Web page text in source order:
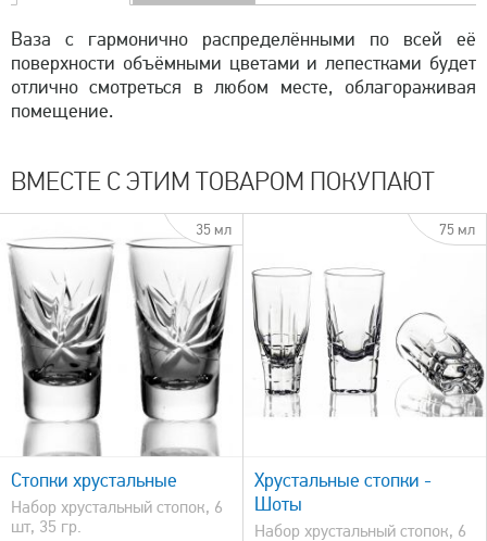
Ваза с гармонично распределёнными по всей её
поверхности объёмными цветами и лепестками будет
отлично смотреться в любом месте, облагораживая
помещение.
ВМЕСТЕ С ЭТИМ ТОВАРОМ ПОКУПАЮТ
35 мл
Стопки хрустальные
Набор хрустальный стопок, 6
шт, 35 гр.
75 мл
быстрый просмотр
Хрустальные стопки -
Шоты
Набор хрустальный стопок, 6